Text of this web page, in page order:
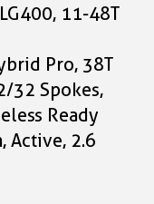
11-48T
Pro, 38T
32 Spokes,
Ready
Active, 2.6